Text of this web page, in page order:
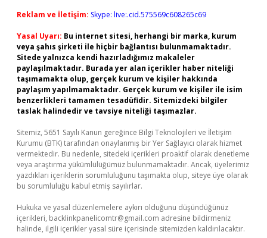
Reklam ve İletişim: Skype: live:.cid.575569c608265c69
Yasal Uyarı: Bu internet sitesi, herhangi bir marka, kurum
veya şahıs şirketi ile hiçbir bağlantısı bulunmamaktadır.
Sitede yalnızca kendi hazırladığımız makaleler
paylaşılmaktadır. Burada yer alan içerikler haber niteliği
taşımamakta olup, gerçek kurum ve kişiler hakkında
paylaşım yapılmamaktadır. Gerçek kurum ve kişiler ile isim
benzerlikleri tamamen tesadüfidir. Sitemizdeki bilgiler
taslak halindedir ve tavsiye niteliği taşımazlar.
Sitemiz, 5651 Sayılı Kanun gereğince Bilgi Teknolojileri ve İletişim
Kurumu (BTK) tarafından onaylanmış bir Yer Sağlayıcı olarak hizmet
vermektedir. Bu nedenle, sitedeki içerikleri proaktif olarak denetleme
veya araştırma yükümlülüğümüz bulunmamaktadır. Ancak, üyelerimiz
yazdıkları içeriklerin sorumluluğunu taşımakta olup, siteye üye olarak
bu sorumluluğu kabul etmiş sayılırlar.
Hukuka ve yasal düzenlemelere aykırı olduğunu düşündüğünüz
içerikleri, backlinkpanelicomtr@gmail.com adresine bildirmeniz
halinde, ilgili içerikler yasal süre içerisinde sitemizden kaldırılacaktır.